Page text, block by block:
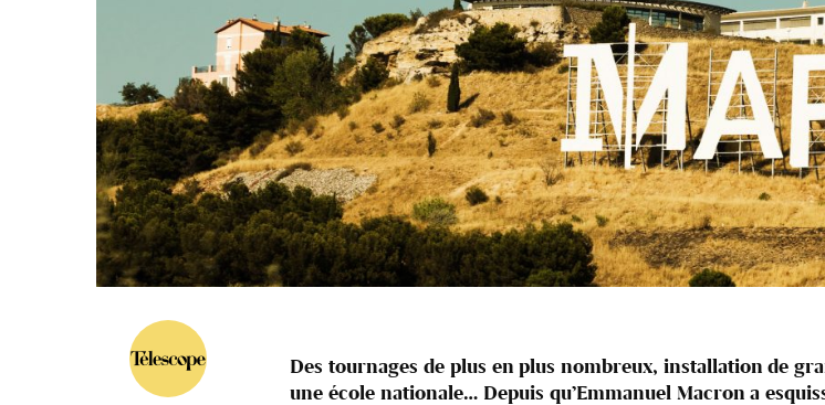
Des tournages de plus en plus nombreux, installation de
une école nationale… Depuis qu’Emmanuel Macron a